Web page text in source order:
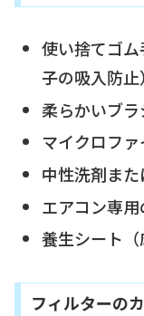
使い捨てゴ
子の吸入防止）
柔らかいブ
マイクロファ
中性洗剤また
エアコン専用
養生シート（
フィルターの